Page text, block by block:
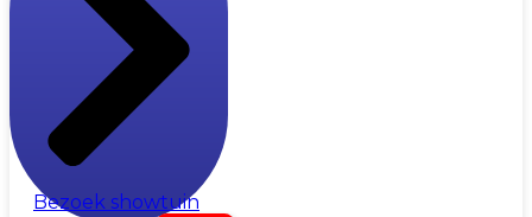
Bezoek showtuin